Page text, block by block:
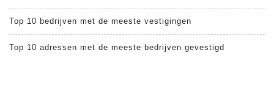
Top 10 bedrijven met de meeste vestigingen
Top 10 adressen met de meeste bedrijven gevestigd